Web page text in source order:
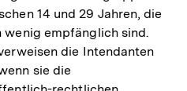
14 und 29 Jahren, die
wenig empfänglich sind.
die Intendanten
sie die